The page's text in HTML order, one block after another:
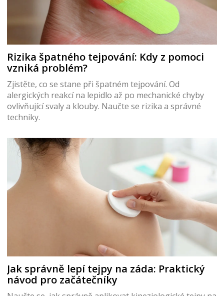
Rizika špatného tejpování: Kdy z pomoci
vzniká problém?
Zjistěte, co se stane při špatném tejpování. Od
alergických reakcí na lepidlo až po mechanické chyby
ovlivňující svaly a klouby. Naučte se rizika a správné
techniky.
Jak správně lepí tejpy na záda: Praktický
návod pro začátečníky